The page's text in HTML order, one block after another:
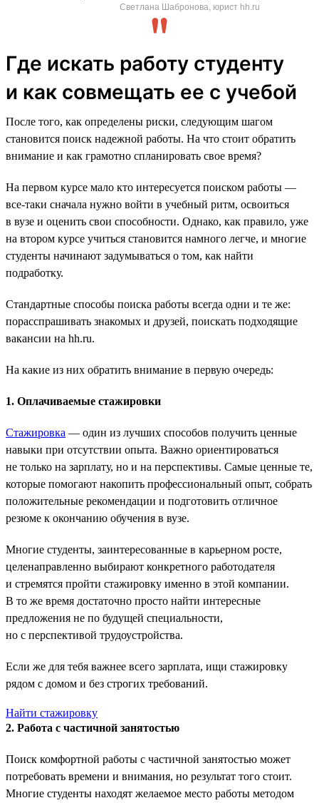
Светлана Шабронова, юрист hh.ru
Где искать работу студенту
и как совмещать ее с учебой
После того, как определены риски, следующим шагом
становится поиск надежной работы. На что стоит обратить
внимание и как грамотно спланировать свое время?
На первом курсе мало кто интересуется поиском работы —
все-таки сначала нужно войти в учебный ритм, освоиться
в вузе и оценить свои способности. Однако, как правило, уже
на втором курсе учиться становится намного легче, и многие
студенты начинают задумываться о том, как найти
подработку.
Стандартные способы поиска работы всегда одни и те же:
порасспрашивать знакомых и друзей, поискать подходящие
вакансии на hh.ru.
На какие из них обратить внимание в первую очередь:
1. Оплачиваемые стажировки
Стажировка — один из лучших способов получить ценные
навыки при отсутствии опыта. Важно ориентироваться
не только на зарплату, но и на перспективы. Самые ценные те,
которые помогают накопить профессиональный опыт, собрать
положительные рекомендации и подготовить отличное
резюме к окончанию обучения в вузе.
Многие студенты, заинтересованные в карьерном росте,
целенаправленно выбирают конкретного работодателя
и стремятся пройти стажировку именно в этой компании.
В то же время достаточно просто найти интересные
предложения не по будущей специальности,
но с перспективой трудоустройства.
Если же для тебя важнее всего зарплата, ищи стажировку
рядом с домом и без строгих требований.
Найти стажировку
2. Работа с частичной занятостью
Поиск комфортной работы с частичной занятостью может
потребовать времени и внимания, но результат того стоит.
Многие студенты находят желаемое место работы методом